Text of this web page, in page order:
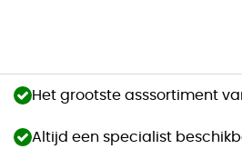
Het grootste asssortiment
Altijd een specialist